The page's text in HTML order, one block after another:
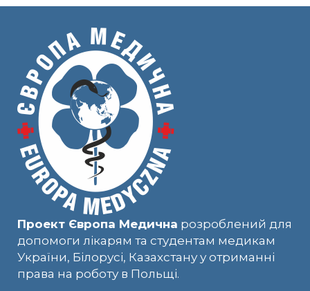
Проект Європа Медична розроблений для
допомоги лікарям та студентам медикам
України, Білорусі, Казахстану у отриманні
права на роботу в Польщі.